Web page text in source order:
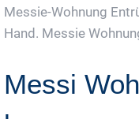
Messie-Wohnung
Hand. Messie
Messi